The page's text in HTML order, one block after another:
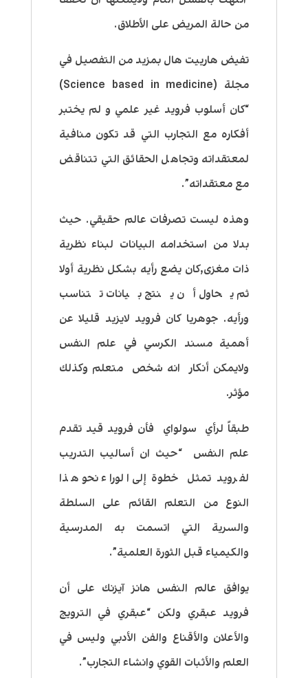
من حالة المريض على الأطلاق.
تفيض هارييت هال بمزيد من التفصيل في
مجلة (Science based in medicine)
“كان أسلوب فرويد غير علمي و لم يختبر
أفكاره مع التجارب التي قد تكون منافية
لمعتقداته وتجاهل الحقائق التي تتناقض
مع معتقداته”.
وهذه ليست تصرفات عالم حقيقي. حيث
بدلا من استخدامه البيانات لبناء نظرية
ذات مغزى,كان يضع رأيه بشكل نظرية أولا
ثم يحاول أن ينتج بيانات تتناسب
ورأيه. جوهريا كان فرويد لايزيد قليلا عن
أهمية مسند الكرسي في علم النفس
ولايمكن أنكار انه شخص متعلم وكذلك
مؤثر.
طبقاً لرأي سولواي فأن فرويد قيد تقدم
علم النفس “حيث ان أساليب التدريب
لفرويد تمثل خطوة إلى الوراء نحو هذا
النوع من التعلم القائم على السلطة
والسرية التي اتسمت به المدرسية
والكيمياء قبل الثورة العلمية”.
يوافق عالم النفس هانز آيزنك على أن
فرويد عبقري ولكن “عبقري في الترويج
والأعلان والأقناع والفن الأدبي وليس في
العلم والأثبات القوي وانشاء التجارب”.